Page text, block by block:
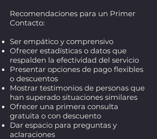
Recomendaciones para un Primer
Contacto:
Ser empático y comprensivo
Ofrecer estadísticas o datos que
respalden la efectividad del servicio
Presentar opciones de pago flexibles
o descuentos
Mostrar testimonios de personas que
han superado situaciones similares
Ofrecer una primera consulta
gratuita o con descuento
Dar espacio para preguntas y
aclaraciones